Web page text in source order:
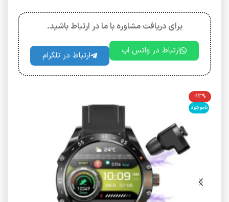
برای دریافت مشاوره با ما در ارتباط باشید.
ارتباط در واتس اپ ارتباط در تلگرام
-13%
ناموجود